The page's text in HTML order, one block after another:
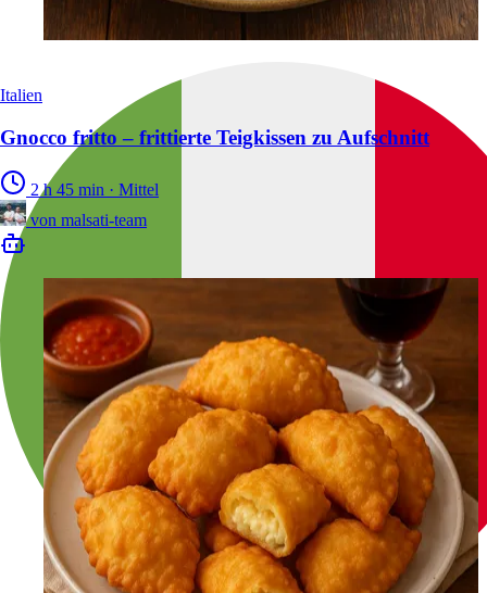
Italien
Gnocco fritto – frittierte Teigkissen zu Aufschnitt
2 h 45 min · Mittel
von malsati-team